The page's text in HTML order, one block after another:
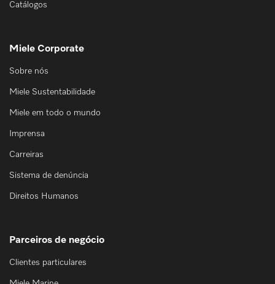
Catálogos
Miele Corporate
Sobre nós
Miele Sustentabilidade
Miele em todo o mundo
Imprensa
Carreiras
Sistema de denúncia
Direitos Humanos
Parceiros de negócio
Clientes particulares